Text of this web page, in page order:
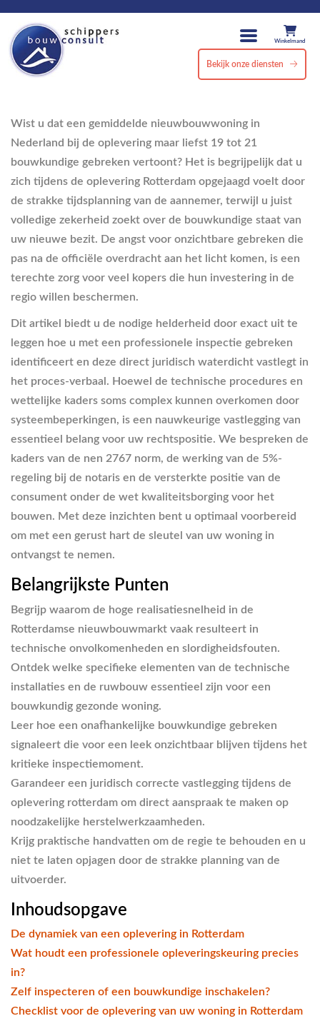
Winkelmand
Bekijk onze diensten
Wist u dat een gemiddelde nieuwbouwwoning in
Nederland bij de oplevering maar liefst 19 tot 21
bouwkundige gebreken vertoont? Het is begrijpelijk dat u
zich tijdens de oplevering Rotterdam opgejaagd voelt door
de strakke tijdsplanning van de aannemer, terwijl u juist
volledige zekerheid zoekt over de bouwkundige staat van
uw nieuwe bezit. De angst voor onzichtbare gebreken die
pas na de officiële overdracht aan het licht komen, is een
terechte zorg voor veel kopers die hun investering in de
regio willen beschermen.
Dit artikel biedt u de nodige helderheid door exact uit te
leggen hoe u met een professionele inspectie gebreken
identificeert en deze direct juridisch waterdicht vastlegt in
het proces-verbaal. Hoewel de technische procedures en
wettelijke kaders soms complex kunnen overkomen door
systeembeperkingen, is een nauwkeurige vastlegging van
essentieel belang voor uw rechtspositie. We bespreken de
kaders van de nen 2767 norm, de werking van de 5%-
regeling bij de notaris en de versterkte positie van de
consument onder de wet kwaliteitsborging voor het
bouwen. Met deze inzichten bent u optimaal voorbereid
om met een gerust hart de sleutel van uw woning in
ontvangst te nemen.
Belangrijkste Punten
Begrijp waarom de hoge realisatiesnelheid in de
Rotterdamse nieuwbouwmarkt vaak resulteert in
technische onvolkomenheden en slordigheidsfouten.
Ontdek welke specifieke elementen van de technische
installaties en de ruwbouw essentieel zijn voor een
bouwkundig gezonde woning.
Leer hoe een onafhankelijke bouwkundige gebreken
signaleert die voor een leek onzichtbaar blijven tijdens het
kritieke inspectiemoment.
Garandeer een juridisch correcte vastlegging tijdens de
oplevering rotterdam om direct aanspraak te maken op
noodzakelijke herstelwerkzaamheden.
Krijg praktische handvatten om de regie te behouden en u
niet te laten opjagen door de strakke planning van de
uitvoerder.
Inhoudsopgave
De dynamiek van een oplevering in Rotterdam
Wat houdt een professionele opleveringskeuring precies
in?
Zelf inspecteren of een bouwkundige inschakelen?
Checklist voor de oplevering van uw woning in Rotterdam